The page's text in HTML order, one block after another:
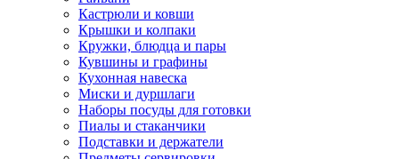
Кастрюли и ковши
Крышки и колпаки
Кружки, блюдца и пары
Кувшины и графины
Кухонная навеска
Миски и дуршлаги
Наборы посуды для готовки
Пиалы и стаканчики
Подставки и держатели